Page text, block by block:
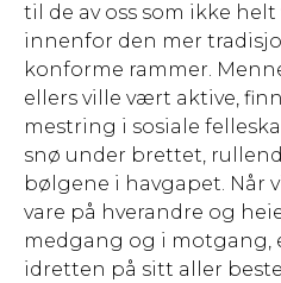
til de av oss som ikke
innenfor den mer
konforme rammer.
ellers ville vært aktive,
mestring i sosiale
snø under brettet,
bølgene i havgapet. Når
vare på hverandre og
medgang og i
idretten på sitt aller